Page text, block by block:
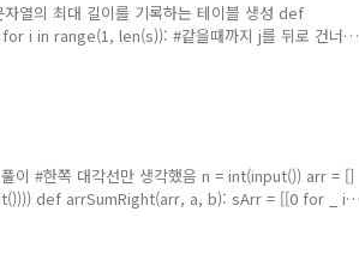
열의 최대 길이를 기록하는 테이블 생성 def
i in range(1, len(s)): #같을때까지 j를 뒤로 건너뛰
table에 j+1값을 대입 --> i, j 둘다 1씩 증가 if
result = 0 for i in range(len(s)): result =
이 #한쪽 대각선만 생각했음 n = int(input()) arr = []
def arrSumRight(arr, a, b): sArr = [[0 for _ in
b)] for _ in range(a)] sArr[0][0] = arr[a][b]
1][b]] # 교차점 기준 오른쪽 아래 for i in..